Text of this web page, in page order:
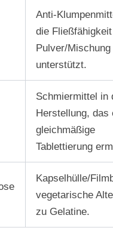
Anti-
die
Pulver/Mischung
unterstützt.
Schmiermittel in
Herstellung, das
gleichmäßige
Tablettierung
Kapselhülle/
vegetarische
zu Gelatine.